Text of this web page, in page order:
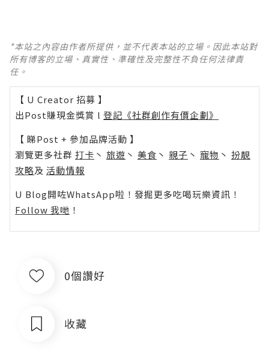
*本站之內容由作者所提供，並不代表本站的立場。因此本站對
所有博客的立場、真實性、準確性及完整性不負任何法律責
任。
【 U Creator 招募 】
出Post賺現金獎賞 l 登記《社群創作有價企劃》
【 睇Post + 參加品牌活動 】
瀏覽更多社群 打卡 丶 旅遊 丶 美食 丶 親子 丶 寵物 丶 扮靚
攻略及 活動情報
U Blog開咗WhatsApp啦！發掘更多吃喝玩樂資訊！
Follow 我哋 ！
0個讚好
收藏